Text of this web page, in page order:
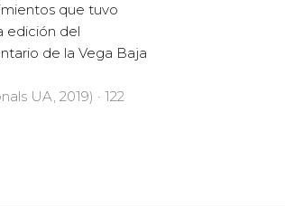
que tuvo
edición del
de la Vega Baja
UA, 2019) · 122